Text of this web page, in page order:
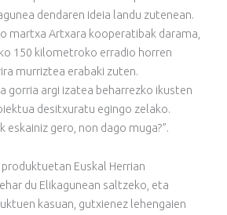
dendaren ideia landu zutenean.
martxa Artxara kooperatibak darama,
150 kilometroko erradio horren
murriztea erabaki zuten.
gorria argi izatea beharrezko ikusten
desitxuratu egingo zelako.
eskainiz gero, non dago muga?”.
Euskal Herrian
du Elikagunean saltzeko, eta
kasuan, gutxienez lehengaien